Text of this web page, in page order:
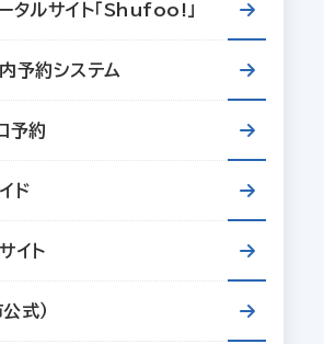
タルサイト「Shufoo!」
予約システム
予約
ド
イト
式）